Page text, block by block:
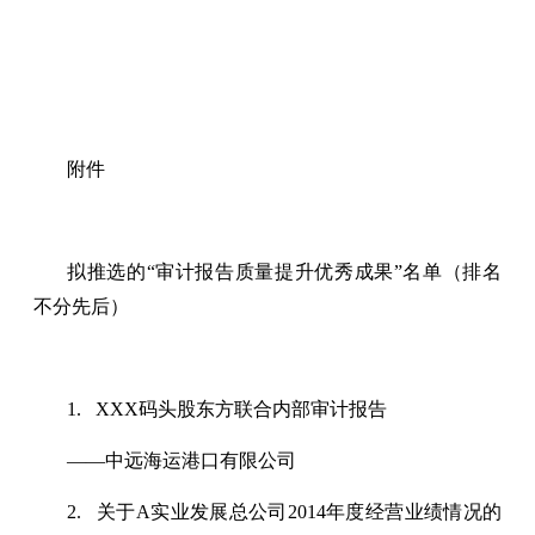
附件
拟推选的“审计报告质量提升优秀成果”名单（排名
不分先后）
1. XXX码头股东方联合内部审计报告
——中远海运港口有限公司
2. 关于A实业发展总公司2014年度经营业绩情况的